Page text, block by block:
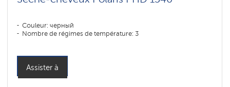
Couleur: черный
Nombre de régimes de température: 3
Assister à